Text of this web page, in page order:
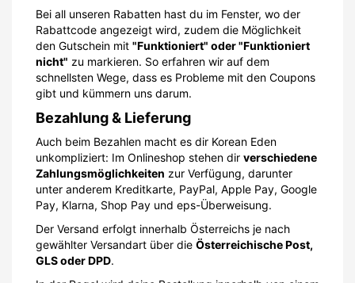
Bei all unseren Rabatten hast du im Fenster, wo der
Rabattcode angezeigt wird, zudem die Möglichkeit
den Gutschein mit "Funktioniert" oder "Funktioniert
nicht" zu markieren. So erfahren wir auf dem
schnellsten Wege, dass es Probleme mit den Coupons
gibt und kümmern uns darum.
Bezahlung & Lieferung
Auch beim Bezahlen macht es dir Korean Eden
unkompliziert: Im Onlineshop stehen dir verschiedene
Zahlungsmöglichkeiten zur Verfügung, darunter
unter anderem Kreditkarte, PayPal, Apple Pay, Google
Pay, Klarna, Shop Pay und eps-Überweisung.
Der Versand erfolgt innerhalb Österreichs je nach
gewählter Versandart über die Österreichische Post,
GLS oder DPD.